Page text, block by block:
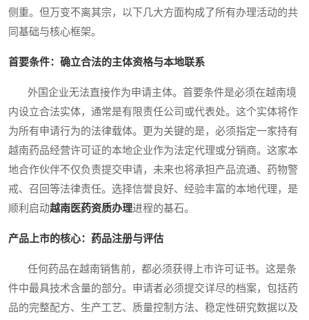
侧重。但万变不离其宗，以下几大方面构成了所有办理活动的共
同基础与核心框架。
首要条件：确立合法的主体资格与本地联系
外国企业无法直接作为申请主体。首要条件是必须在越南境
内设立合法实体，通常是有限责任公司或代表处。这个实体将作
为所有申请行为的法律载体。更为关键的是，必须指定一家持有
越南药品经营许可证的本地企业作为法定代理或分销商。这家本
地合作伙伴不仅负责提交申请，未来也将承担产品流通、药物警
戒、召回等法律责任。选择信誉良好、经验丰富的本地代理，是
顺利启动越南医药资质办理进程的基石。
产品上市的核心：药品注册与评估
任何药品在越南销售前，都必须获得上市许可证书。这是条
件中最具技术含量的部分。申请者必须提交详尽的档案，包括药
品的完整配方、生产工艺、质量控制方法、稳定性研究数据以及